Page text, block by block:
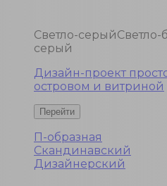
Светло-серый
серый
Дизайн-проект
островом и витриной
П-образная
Скандинавский
Дизайнерский